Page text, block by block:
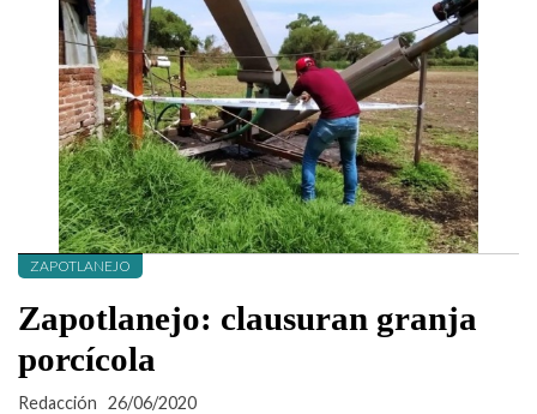
ZAPOTLANEJO
Zapotlanejo: clausuran granja
porcícola
Redacción 26/06/2020